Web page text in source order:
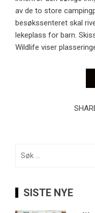
av de to store
besøkssenteret skal
lekeplass for barn.
Wildlife viser
etter:
SISTE NYE